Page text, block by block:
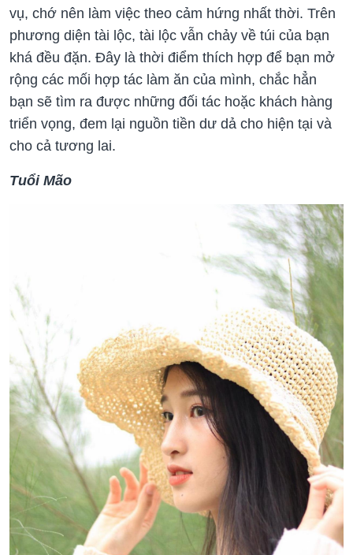
vụ, chớ nên làm việc theo cảm hứng nhất thời. Trên
phương diện tài lộc, tài lộc vẫn chảy về túi của bạn
khá đều đặn. Đây là thời điểm thích hợp để bạn mở
rộng các mối hợp tác làm ăn của mình, chắc hẳn
bạn sẽ tìm ra được những đối tác hoặc khách hàng
triển vọng, đem lại nguồn tiền dư dả cho hiện tại và
cho cả tương lai.
Tuổi Mão